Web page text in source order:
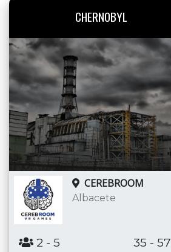
CHERNOBYL
CEREBROOM
Albacete
2 - 5 35 - 57